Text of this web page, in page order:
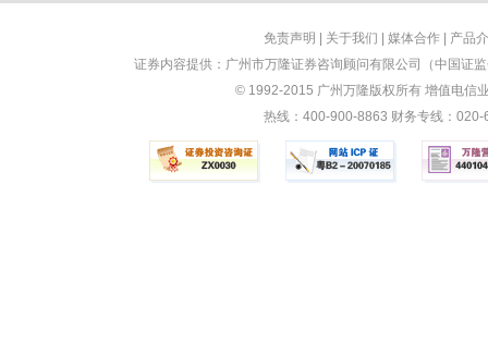
免责声明 关于我们 媒体合作
产品
证券内容提供：广州市万隆证券咨询顾问有限公司（中国证
© 1992-2015 广州万隆版权所有 增值电信
热线：400-900-8863 财务专线：